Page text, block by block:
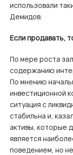
использовали
Демидов.
Если продавать,
По мере роста
содержанию
По мнению
инвестиционной
ситуация с
стабильна и,
активы, которые
является
поведением, но